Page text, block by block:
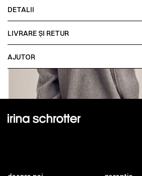
DETALII
LIVRARE ȘI RETUR
AJUTOR